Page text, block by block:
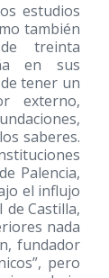
estudios
también
treinta
en sus
tener un
externo,
saberes.
Palencia,
el influjo
Castilla,
nada
fundador
pero